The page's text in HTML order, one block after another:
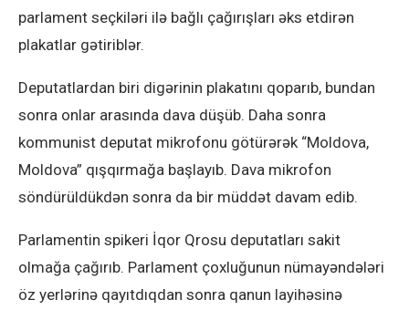
parlament seçkiləri ilə bağlı çağırışları əks etdirən
plakatlar gətiriblər.
Deputatlardan biri digərinin plakatını qoparıb, bundan
sonra onlar arasında dava düşüb. Daha sonra
kommunist deputat mikrofonu götürərək “Moldova,
Moldova” qışqırmağa başlayıb. Dava mikrofon
söndürüldükdən sonra da bir müddət davam edib.
Parlamentin spikeri İqor Qrosu deputatları sakit
olmağa çağırıb. Parlament çoxluğunun nümayəndələri
öz yerlərinə qayıtdıqdan sonra qanun layihəsinə